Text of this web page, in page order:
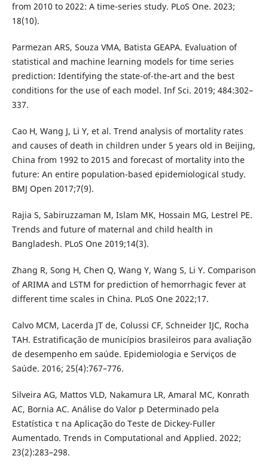
from 2010 to 2022: A time-series study. PLoS One. 2023;
18(10).
Parmezan ARS, Souza VMA, Batista GEAPA. Evaluation of
statistical and machine learning models for time series
prediction: Identifying the state-of-the-art and the best
conditions for the use of each model. Inf Sci. 2019; 484:302–
337.
Cao H, Wang J, Li Y, et al. Trend analysis of mortality rates
and causes of death in children under 5 years old in Beijing,
China from 1992 to 2015 and forecast of mortality into the
future: An entire population-based epidemiological study.
BMJ Open 2017;7(9).
Rajia S, Sabiruzzaman M, Islam MK, Hossain MG, Lestrel PE.
Trends and future of maternal and child health in
Bangladesh. PLoS One 2019;14(3).
Zhang R, Song H, Chen Q, Wang Y, Wang S, Li Y. Comparison
of ARIMA and LSTM for prediction of hemorrhagic fever at
different time scales in China. PLoS One 2022;17.
Calvo MCM, Lacerda JT de, Colussi CF, Schneider IJC, Rocha
TAH. Estratificação de municípios brasileiros para avaliação
de desempenho em saúde. Epidemiologia e Serviços de
Saúde. 2016; 25(4):767–776.
Silveira AG, Mattos VLD, Nakamura LR, Amaral MC, Konrath
AC, Bornia AC. Análise do Valor p Determinado pela
Estatística τ na Aplicação do Teste de Dickey-Fuller
Aumentado. Trends in Computational and Applied. 2022;
23(2):283–298.